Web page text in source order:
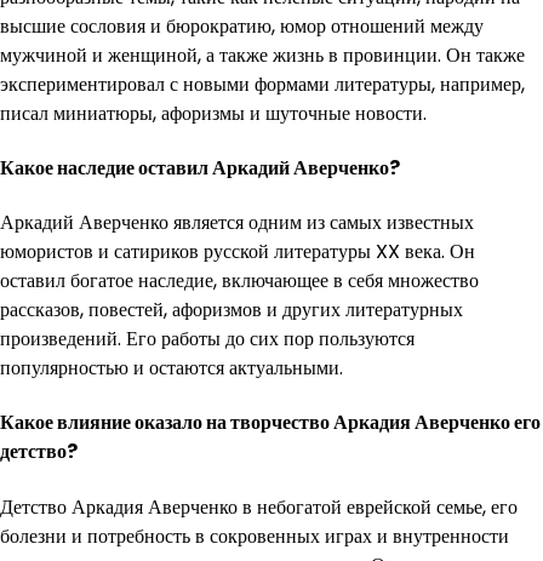
высшие сословия и бюрократию, юмор отношений между
мужчиной и женщиной, а также жизнь в провинции. Он также
экспериментировал с новыми формами литературы, например,
писал миниатюры, афоризмы и шуточные новости.
Какое наследие оставил Аркадий Аверченко?
Аркадий Аверченко является одним из самых известных
юмористов и сатириков русской литературы XX века. Он
оставил богатое наследие, включающее в себя множество
рассказов, повестей, афоризмов и других литературных
произведений. Его работы до сих пор пользуются
популярностью и остаются актуальными.
Какое влияние оказало на творчество Аркадия Аверченко его
детство?
Детство Аркадия Аверченко в небогатой еврейской семье, его
болезни и потребность в сокровенных играх и внутренности